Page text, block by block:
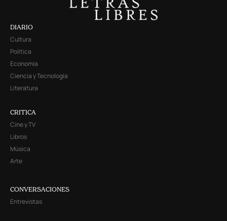
DIARIO
Cultura
Política
Economía
Ciencia y Tecnología
Literatura
CRITICA
Cine y TV
Libros
Música
Arte
CONVERSACIONES
Entrevistas